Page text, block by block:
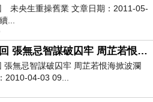
未央生重操舊業 文章日期：2011-05-
...
第 十二 回 張無忌智謀破囚牢 周芷若恨海掀波瀾
張無忌智謀破囚牢 周芷若恨海掀波瀾
2010-04-03 09...